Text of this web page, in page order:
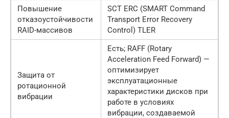
Повышение
отказоустойчивости
RAID-массивов
SCT ERC (SMART Command
Transport Error Recovery
Control) TLER
Защита от
ротационной
вибрации
Есть; RAFF (Rotary
Acceleration Feed Forward) —
оптимизирует
эксплуатационные
характеристики дисков при
работе в условиях
вибрации, создаваемой